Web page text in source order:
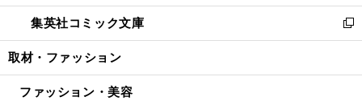
開
く
ウ
で
開
ン
ド
ウ
開
ウ
ィ
ン
ウ
し
い
ウ
ン
集英社コミック文庫
新
し
ウ
取材・ファッション
ファッション・美容